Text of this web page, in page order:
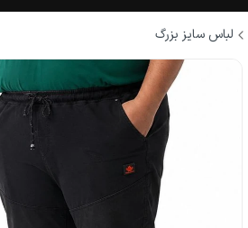
لباس سایز بزرگ